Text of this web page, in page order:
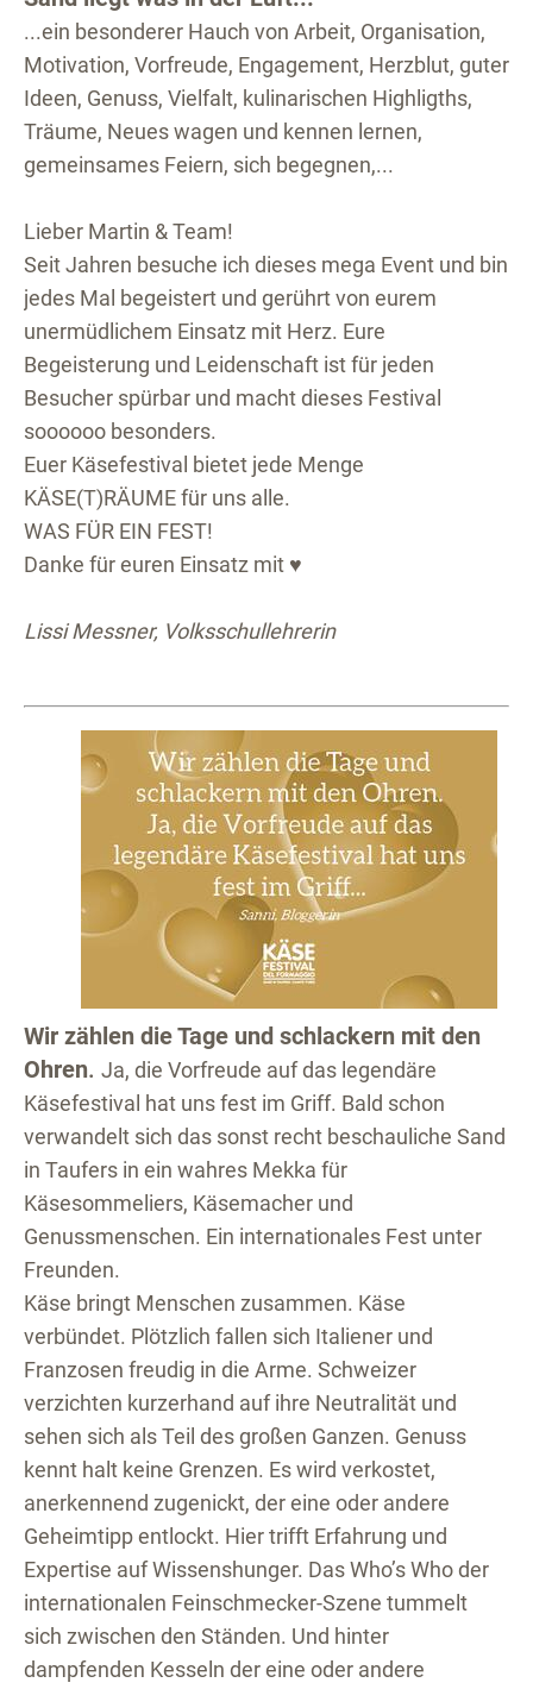
...ein besonderer Hauch von Arbeit, Organisation,
Motivation, Vorfreude, Engagement, Herzblut, guter
Ideen, Genuss, Vielfalt, kulinarischen Highligths,
Träume, Neues wagen und kennen lernen,
gemeinsames Feiern, sich begegnen,...
Lieber Martin & Team!
Seit Jahren besuche ich dieses mega Event und bin
jedes Mal begeistert und gerührt von eurem
unermüdlichem Einsatz mit Herz. Eure
Begeisterung und Leidenschaft ist für jeden
Besucher spürbar und macht dieses Festival
soooooo besonders.
Euer Käsefestival bietet jede Menge
KÄSE(T)RÄUME für uns alle.
WAS FÜR EIN FEST!
Danke für euren Einsatz mit ♥
Lissi Messner, Volksschullehrerin
Wir zählen die Tage und schlackern mit den
Ohren. Ja, die Vorfreude auf das legendäre
Käsefestival hat uns fest im Griff. Bald schon
verwandelt sich das sonst recht beschauliche Sand
in Taufers in ein wahres Mekka für
Käsesommeliers, Käsemacher und
Genussmenschen. Ein internationales Fest unter
Freunden.
Käse bringt Menschen zusammen. Käse
verbündet. Plötzlich fallen sich Italiener und
Franzosen freudig in die Arme. Schweizer
verzichten kurzerhand auf ihre Neutralität und
sehen sich als Teil des großen Ganzen. Genuss
kennt halt keine Grenzen. Es wird verkostet,
anerkennend zugenickt, der eine oder andere
Geheimtipp entlockt. Hier trifft Erfahrung und
Expertise auf Wissenshunger. Das Who’s Who der
internationalen Feinschmecker-Szene tummelt
sich zwischen den Ständen. Und hinter
dampfenden Kesseln der eine oder andere